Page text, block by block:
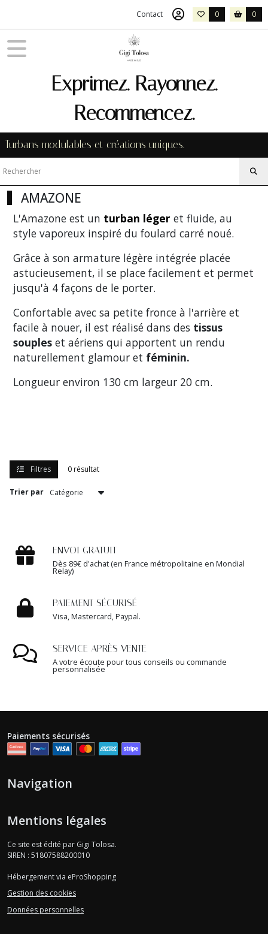
Contact 0 0
Exprimez. Rayonnez.
Recommencez.
Turbans modulables et créations uniques.
AMAZONE
L'Amazone est un turban léger et fluide, au
style vaporeux inspiré du foulard carré noué.
Grâce à son armature légère intégrée placée
astucieusement, il se place facilement et permet
jusqu'à 4 façons de le porter.
Confortable avec sa petite fronce à l'arrière et
facile à nouer, il est réalisé dans des tissus
souples et aériens qui apportent un rendu
naturellement glamour et féminin.
Longueur environ 130 cm largeur 20 cm.
Filtres 0 résultat
Trier par
ENVOI GRATUIT
Dès 89€ d'achat (en France métropolitaine en Mondial
Relay)
PAIEMENT SÉCURISÉ
Visa, Mastercard, Paypal.
SERVICE APRÈS VENTE
A votre écoute pour tous conseils ou commande
personnalisée
FILTRES
Afficher
les
résultats
Paiements sécurisés
Navigation
Mentions légales
Ce site est édité par Gigi Tolosa.
SIREN : 51807588200010
Hébergement via eProShopping
Gestion des cookies
Données personnelles